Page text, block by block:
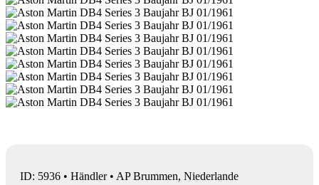
ID: 5936 • Händler • AP Brummen, Niederlande